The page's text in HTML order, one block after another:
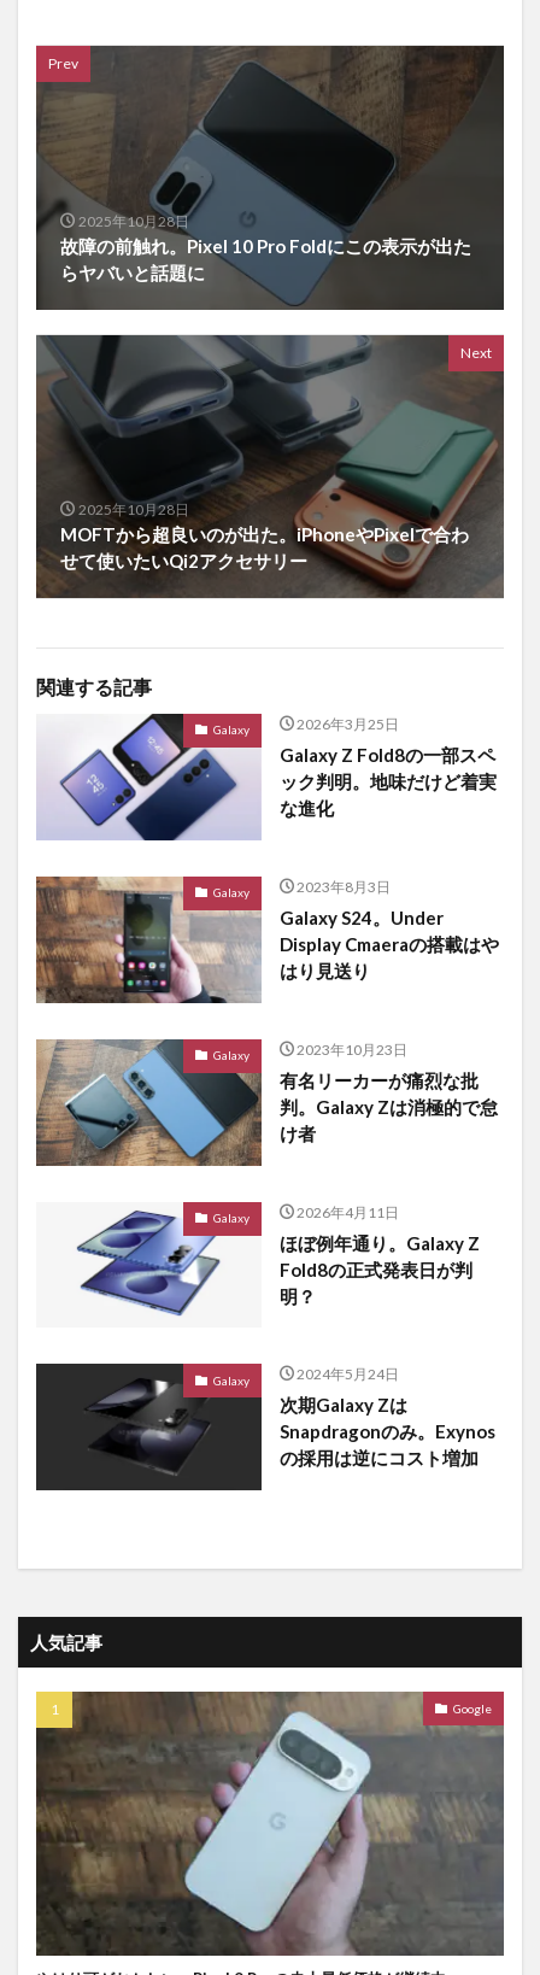
Prev
2025年10月28日
故障の前触れ。Pixel 10 Pro Foldにこの表示が出た
らヤバいと話題に
Next
2025年10月28日
MOFTから超良いのが出た。iPhoneやPixelで合わ
せて使いたいQi2アクセサリー
関連する記事
Galaxy 2026年3月25日
Galaxy Z Fold8の一部スペ
ック判明。地味だけど着実
な進化
Galaxy 2023年8月3日
Galaxy S24。Under
Display Cmaeraの搭載はや
はり見送り
Galaxy 2023年10月23日
有名リーカーが痛烈な批
判。Galaxy Zは消極的で怠
け者
Galaxy 2026年4月11日
ほぼ例年通り。Galaxy Z
Fold8の正式発表日が判
明？
Galaxy 2024年5月24日
次期Galaxy Zは
Snapdragonのみ。Exynos
の採用は逆にコスト増加
人気記事
Google